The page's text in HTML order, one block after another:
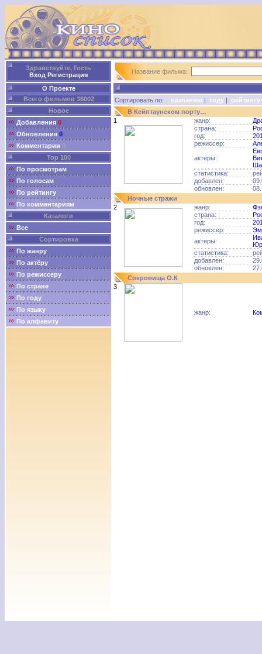
Здравствуйте, Гость
Вход Регистрация
О Проекте
Всего фильмов 36002
Новое
Добавления 0
Обновления 0
Комментарии 0
Top 100
По просмотрам
По голосам
По рейтингу
По комментариям
Каталоги
Все
Сортировка
По жанру
По актёру
По режиссеру
По стране
По году
По языку
По алфавиту
Название фильма:
Сортировать по: названию | году | рейтингу
В Кейптаунском порту…
1
жанр:
страна:
год:
режиссер:
актеры:
статистика:
добавлен:
обновлен:
Ночные стражи
2
жанр:
страна:
год:
режиссер:
актеры:
статистика:
добавлен:
обновлен:
Сокровища О.К
3
жанр: